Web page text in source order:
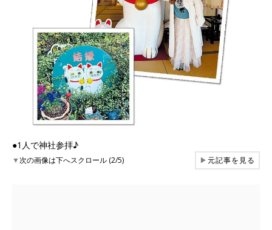
●1人で神社参拝♪
▼次の画像は下へスクロール (2/5) ▶元記事を見る